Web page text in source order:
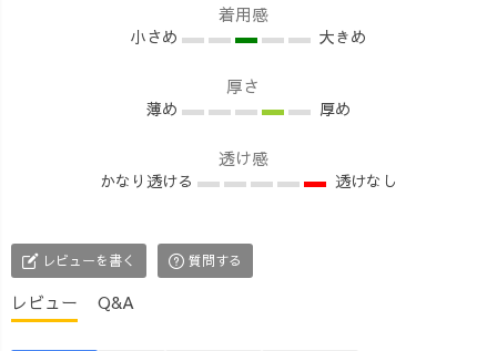
着用感
小さめ 大きめ
厚さ
薄め 厚め
透け感
かなり透ける 透けなし
レビューを書く 質問する
レビュー Q&A